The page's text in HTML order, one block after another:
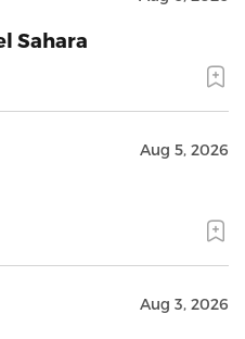
Sahara
Aug 5, 2026
Aug 3, 2026